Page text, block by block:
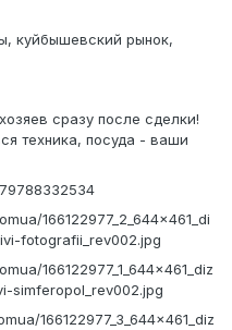
куйбышевский рынок,
сразу после сделки!
техника, посуда - ваши
166122977_2_644x461_di
fotografii_rev002.jpg
166122977_1_644x461_diz
simferopol_rev002.jpg
166122977_3_644x461_diz